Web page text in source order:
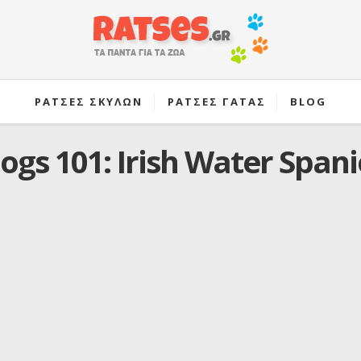
ΡΑΤΣΕΣ ΣΚΥΛΩΝ ΡΑΤΣΕΣ ΓΑΤΑΣ BLOG
101: Irish Water